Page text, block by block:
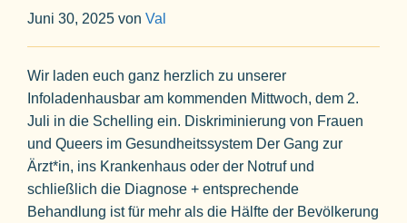
Juni 30, 2025 von Val
Wir laden euch ganz herzlich zu unserer
Infoladenhausbar am kommenden Mittwoch, dem 2.
Juli in die Schelling ein. Diskriminierung von Frauen
und Queers im Gesundheitssystem Der Gang zur
Ärzt*in, ins Krankenhaus oder der Notruf und
schließlich die Diagnose + entsprechende
Behandlung ist für mehr als die Hälfte der Bevölkerung